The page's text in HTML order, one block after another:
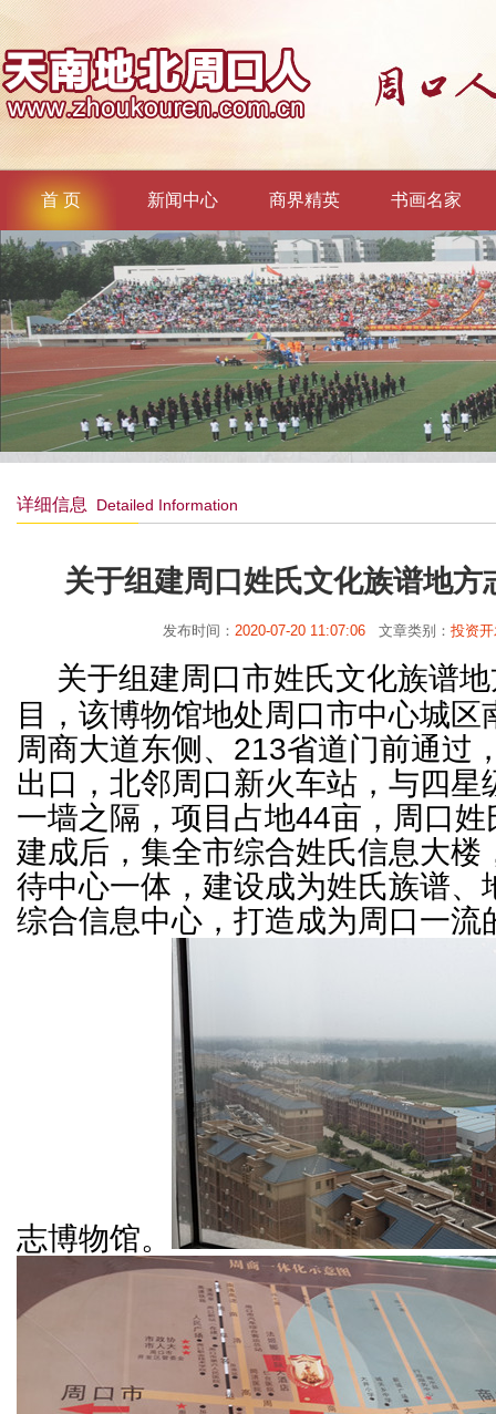
首 页 新闻中心 商界精英 书画名家
详细信息 Detailed Information
关于组建周口姓氏文化族谱地方
发布时间： 2020-07-20 11:07:06文章类别： 投资开
关于组建周口市姓氏文化族谱
目，该博物馆地处周口市中心城
周商大道东侧、213省道门前通过
出口，北邻周口新火车站，与四星
一墙之隔，项目占地44亩，周口
建成后，集全市综合姓氏信息大楼
待中心一体，建设成为姓氏族谱、
综合信息中心，打造成为周口一流
志博物馆。